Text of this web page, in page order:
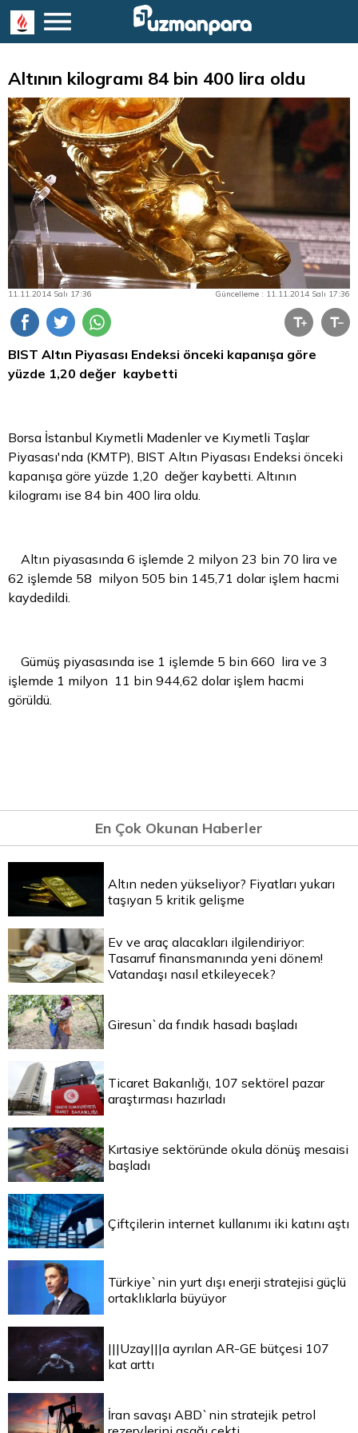
Altının kilogramı 84 bin 400 lira oldu
11.11.2014 Salı 17:36 Güncelleme : 11.11.2014 Salı 17:36
BIST Altın Piyasası Endeksi önceki kapanışa göre
yüzde 1,20 değer kaybetti
Borsa İstanbul Kıymetli Madenler ve Kıymetli Taşlar
Piyasası'nda (KMTP), BIST Altın Piyasası Endeksi önceki
kapanışa göre yüzde 1,20 değer kaybetti. Altının
kilogramı ise 84 bin 400 lira oldu.
Altın piyasasında 6 işlemde 2 milyon 23 bin 70 lira ve
62 işlemde 58 milyon 505 bin 145,71 dolarişlem hacmi
kaydedildi.
Gümüş piyasasında ise 1 işlemde 5 bin 660 lira ve 3
işlemde 1 milyon 11 bin 944,62 dolar işlem hacmi
görüldü.
En Çok Okunan Haberler
Altın neden yükseliyor? Fiyatları yukarı
taşıyan 5 kritik gelişme
Ev ve araç alacakları ilgilendiriyor:
Tasarruf finansmanında yeni dönem!
Vatandaşı nasıl etkileyecek?
Giresun`da fındık hasadı başladı
Ticaret Bakanlığı, 107 sektörel pazar
araştırması hazırladı
Kırtasiye sektöründe okula dönüş mesaisi
başladı
Çiftçilerin internet kullanımı iki katını aştı
Türkiye`nin yurt dışı enerji stratejisi güçlü
ortaklıklarla büyüyor
|||Uzay|||a ayrılan AR-GE bütçesi 107
kat arttı
İran savaşı ABD`nin stratejik petrol